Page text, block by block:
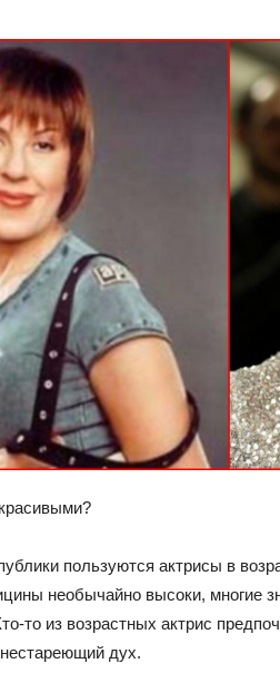
пользуются актрисы в
необычайно высоки, многие
то из возрастных актрис
дух.